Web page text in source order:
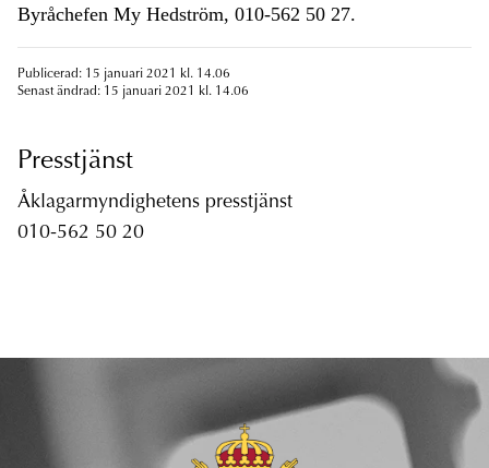
Byråchefen My Hedström, 010-562 50 27.
Publicerad: 15 januari 2021 kl. 14.06
Senast ändrad: 15 januari 2021 kl. 14.06
Presstjänst
Åklagarmyndighetens presstjänst
010-562 50 20